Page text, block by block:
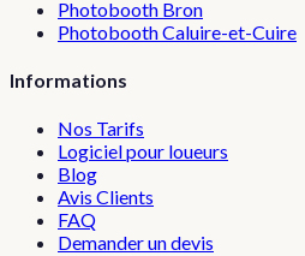
Photobooth Bron
PhotoboothCaluire-et-Cuire
Informations
Nos Tarifs
Logiciel pour loueurs
Blog
Avis Clients
FAQ
Demander un devis